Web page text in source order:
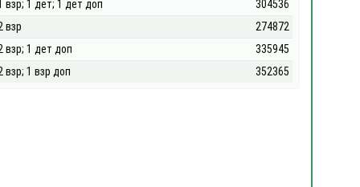
взр; 1 дет; 1 дет доп
304536
взр
274872
взр; 1 дет доп
335945
взр; 1 взр доп
352365